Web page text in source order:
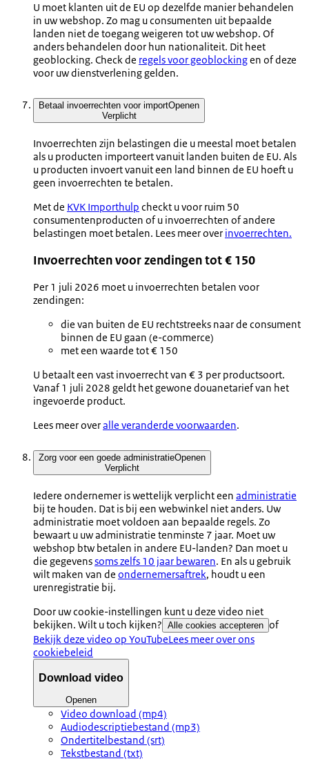
U moet klanten uit de EU op dezelfde manier behandelen
in uw webshop. Zo mag u consumenten uit bepaalde
landen niet de toegang weigeren tot uw webshop. Of
anders behandelen door hun nationaliteit. Dit heet
geoblocking. Check de regels voor geoblockingen of deze
voor uw dienstverlening gelden.
Betaal invoerrechten voor importOpenen
Verplicht
Invoerrechten zijn belastingen die u meestal moet betalen
als u producten importeert vanuit landen buiten de EU. Als
u producten invoert vanuit een land binnen de EU hoeft u
geen invoerrechten te betalen.
Met de KVK Importhulp checkt u voor ruim 50
consumentenproducten of u invoerrechten of andere
belastingen moet betalen. Lees meer over invoerrechten.
Invoerrechten voor zendingen tot € 150
Per 1 juli 2026 moet u invoerrechten betalen voor
zendingen:
die van buiten de EU rechtstreeks naar de consument
binnen de EU gaan (e-commerce)
met een waarde tot € 150
U betaalt een vast invoerrecht van € 3 per productsoort.
Vanaf 1 juli 2028 geldt het gewone douanetarief van het
ingevoerde product.
Lees meer overalle veranderde voorwaarden.
Zorg voor een goede administratieOpenen
Verplicht
Iedere ondernemer is wettelijk verplicht een administratie
bij te houden. Dat is bij een webwinkel niet anders. Uw
administratie moet voldoen aan bepaalde regels. Zo
bewaart u uw administratie tenminste 7 jaar. Moet uw
webshop btw betalen in andere EU-landen? Dan moet u
die gegevenssoms zelfs 10 jaar bewaren. En als u gebruik
wilt maken van de ondernemersaftrek, houdt u een
urenregistratie bij.
Door uw cookie-instellingen kunt u deze video niet
bekijken. Wilt u toch kijken? Alle cookies accepteren of
Bekijk deze video op YouTubeLees meer over ons
cookiebeleid
Download video
Openen
Video download (mp4)
Audiodescriptiebestand (mp3)
Ondertitelbestand (srt)
Tekstbestand (txt)